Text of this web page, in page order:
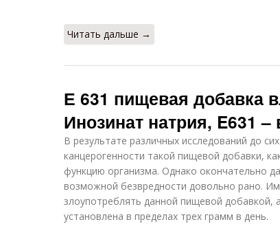
Читать дальше →
Е 631 пищевая добавка
Инозинат натрия, E631
В результате различных исследований до
канцерогенности такой пищевой добавки,
функцию организма. Однако окончательно
возможной безвредности довольно рано.
злоупотреблять данной пищевой добавкой,
установлена в пределах трех грамм в день.